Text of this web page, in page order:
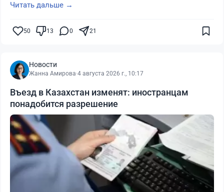
Читать дальше →
50 13 0 21
Новости
Жанна Амирова·4 августа 2026 г., 10:17
Въезд в Казахстан изменят: иностранцам
понадобится разрешение